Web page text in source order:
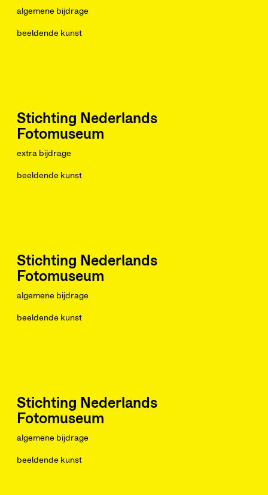
algemene bijdrage
beeldende kunst
Stichting Nederlands
Fotomuseum
extra bijdrage
beeldende kunst
Stichting Nederlands
Fotomuseum
algemene bijdrage
beeldende kunst
Stichting Nederlands
Fotomuseum
algemene bijdrage
beeldende kunst